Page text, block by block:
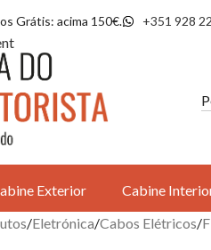
Grátis: acima 150€. +351 928
Exterior Cabine
Eletrónica Cabos Elétricos